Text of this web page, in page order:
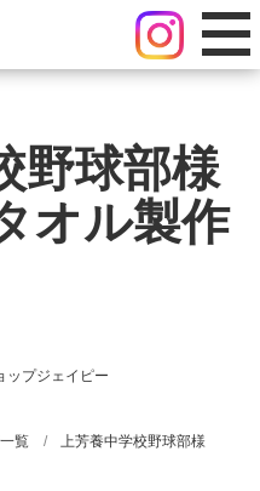
野球部様
オル製作
ップジェイピー
覧
上芳養中学校野球部様